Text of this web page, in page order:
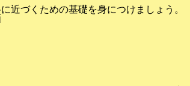
近づくための基礎を身につけましょう。